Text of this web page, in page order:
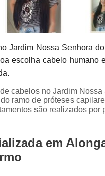
Jardim Nossa Senhora
escolha cabelo humano
cabelos no Jardim
ramo de próteses
são realizados
em